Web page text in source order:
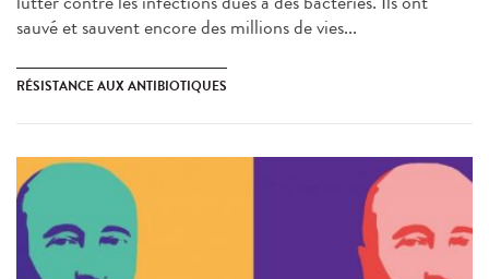
sauvé et sauvent encore des millions de vies...
RÉSISTANCE AUX ANTIBIOTIQUES